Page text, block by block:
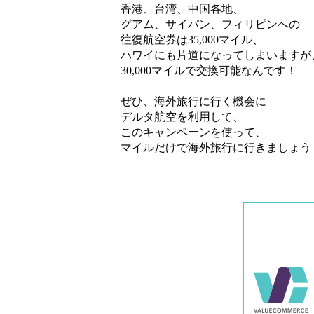
香港、台湾、中国各地、
グアム、サイパン、フィリピンへの
往復航空券は35,000マイル、
ハワイにも片道になってしまいますが
30,000マイルで交換可能なんです！
ぜひ、海外旅行に行く機会に
デルタ航空を利用して、
このキャンペーンを使って、
マイルだけで海外旅行に行きましょう